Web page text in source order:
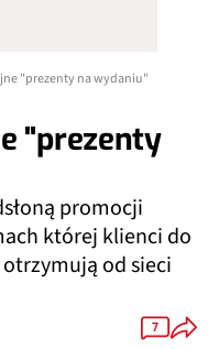
"prezenty na wydaniu"
"prezenty
promocji
której klienci do
od sieci
7